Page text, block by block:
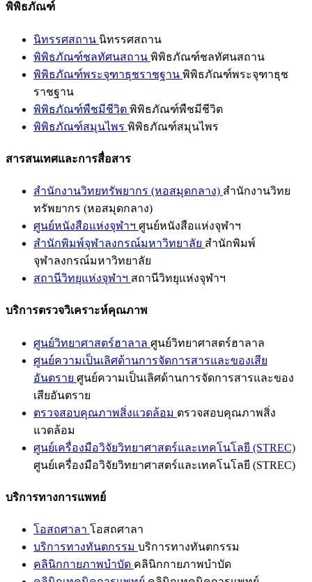
พิพิธภัณฑ์
นิทรรศสถาน นิทรรศสถาน
พิพิธภัณฑ์ชลทัศนสถาน พิพิธภัณฑ์ชลทัศนสถาน
พิพิธภัณฑ์พระจุฑาธุชราชฐาน พิพิธภัณฑ์พระจุฑาธุช
ราชฐาน
พิพิธภัณฑ์พืชมีชีวิต พิพิธภัณฑ์พืชมีชีวิต
พิพิธภัณฑ์สมุนไพร พิพิธภัณฑ์สมุนไพร
สารสนเทศและการสื่อสาร
สำนักงานวิทยทรัพยากร (หอสมุดกลาง) สำนักงานวิทย
ทรัพยากร (หอสมุดกลาง)
ศูนย์หนังสือแห่งจุฬาฯ ศูนย์หนังสือแห่งจุฬาฯ
สำนักพิมพ์จุฬาลงกรณ์มหาวิทยาลัย สำนักพิมพ์
จุฬาลงกรณ์มหาวิทยาลัย
สถานีวิทยุแห่งจุฬาฯ สถานีวิทยุแห่งจุฬาฯ
บริการตรวจวิเคราะห์คุณภาพ
ศูนย์วิทยาศาสตร์ฮาลาล ศูนย์วิทยาศาสตร์ฮาลาล
ศูนย์ความเป็นเลิศด้านการจัดการสารและของเสีย
อันตราย ศูนย์ความเป็นเลิศด้านการจัดการสารและของ
เสียอันตราย
ตรวจสอบคุณภาพสิ่งแวดล้อม ตรวจสอบคุณภาพสิ่ง
แวดล้อม
ศูนย์เครื่องมือวิจัยวิทยาศาสตร์และเทคโนโลยี (STREC)
ศูนย์เครื่องมือวิจัยวิทยาศาสตร์และเทคโนโลยี (STREC)
บริการทางการแพทย์
โอสถศาลา โอสถศาลา
บริการทางทันตกรรม บริการทางทันตกรรม
คลินิกกายภาพบำบัด คลินิกกายภาพบำบัด